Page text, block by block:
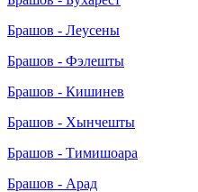
Брашов - Леусены
Брашов - Фэлешты
Брашов - Кишинев
Брашов - Хынчешты
Брашов - Тимишоара
Брашов - Арад